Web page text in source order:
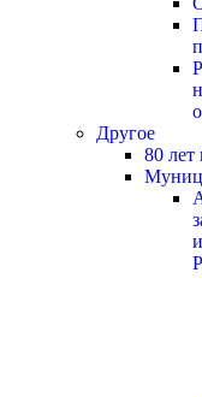
Другое
80 лет